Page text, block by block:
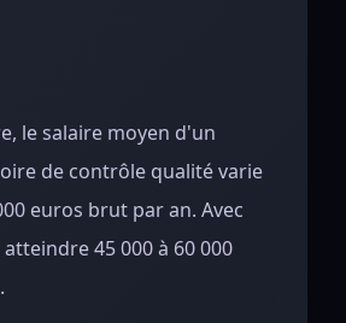
le salaire moyen d'un
de contrôle qualité varie
euros brut par an. Avec
45 000 à 60 000